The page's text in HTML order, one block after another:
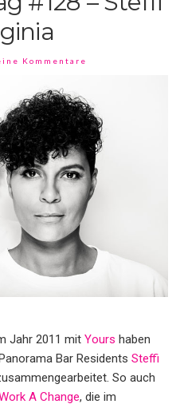
Kommentare
Jahr 2011 mit Yours haben
Bar Residents Steffi
So auch
A Change, die im